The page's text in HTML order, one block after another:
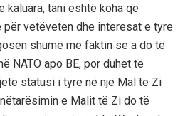
kaluara, tani është koha që
vetëveten dhe interesat e tyre
shumë me faktin se a do të
NATO apo BE, por duhet të
statusi i tyre në një Mal të Zi
e Malit të Zi do të